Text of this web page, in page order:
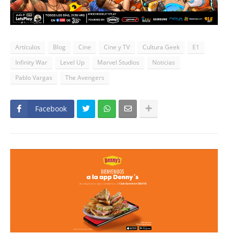
Artículos Blog Cine Cine y TV Cultura Geek
E1
Infinity War
Level Up Marvel Studios
Noticias
Pablo Vargas
The Avengers
Facebook